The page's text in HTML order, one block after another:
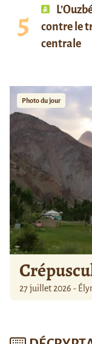
contre le
centrale
Photo du jour
27 juillet 2026 -